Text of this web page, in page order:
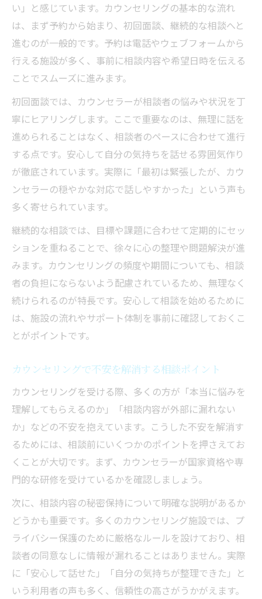
い」と感じています。カウンセリングの基本的な流れ
は、まず予約から始まり、初回面談、継続的な相談へと
進むのが一般的です。予約は電話やウェブフォームから
行える施設が多く、事前に相談内容や希望日時を伝える
ことでスムーズに進みます。
初回面談では、カウンセラーが相談者の悩みや状況を丁
寧にヒアリングします。ここで重要なのは、無理に話を
進められることはなく、相談者のペースに合わせて進行
する点です。安心して自分の気持ちを話せる雰囲気作り
が徹底されています。実際に「最初は緊張したが、カウ
ンセラーの穏やかな対応で話しやすかった」という声も
多く寄せられています。
継続的な相談では、目標や課題に合わせて定期的にセッ
ションを重ねることで、徐々に心の整理や問題解決が進
みます。カウンセリングの頻度や期間についても、相談
者の負担にならないよう配慮されているため、無理なく
続けられるのが特長です。安心して相談を始めるために
は、施設の流れやサポート体制を事前に確認しておくこ
とがポイントです。
カウンセリングで不安を解消する相談ポイント
カウンセリングを受ける際、多くの方が「本当に悩みを
理解してもらえるのか」「相談内容が外部に漏れない
か」などの不安を抱えています。こうした不安を解消す
るためには、相談前にいくつかのポイントを押さえてお
くことが大切です。まず、カウンセラーが国家資格や専
門的な研修を受けているかを確認しましょう。
次に、相談内容の秘密保持について明確な説明があるか
どうかも重要です。多くのカウンセリング施設では、プ
ライバシー保護のために厳格なルールを設けており、相
談者の同意なしに情報が漏れることはありません。実際
に「安心して話せた」「自分の気持ちが整理できた」と
いう利用者の声も多く、信頼性の高さがうかがえます。